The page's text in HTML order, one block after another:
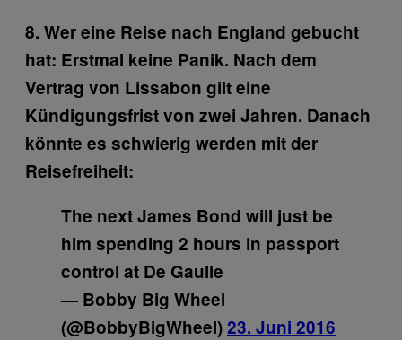
8. Wer eine Reise nach England gebucht
hat: Erstmal keine Panik. Nach dem
Vertrag von Lissabon gilt eine
Kündigungsfrist von zwei Jahren. Danach
könnte es schwierig werden mit der
Reisefreiheit:
The next James Bond will just be
him spending 2 hours in passport
control at De Gaulle
— Bobby Big Wheel
(@BobbyBigWheel)23. Juni 2016